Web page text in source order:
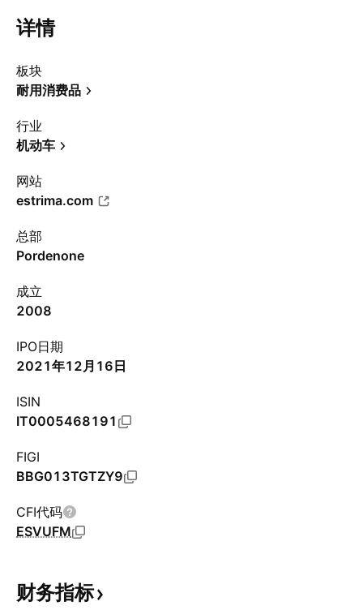
详情
板块
耐用消费品
行业
机动车
网站
estrima.com
总部
Pordenone
成立
2008
IPO日期
2021年12月16日
ISIN
IT0005468191
FIGI
BBG013TGTZY9
CFI代码
ESVUFM
财务指标